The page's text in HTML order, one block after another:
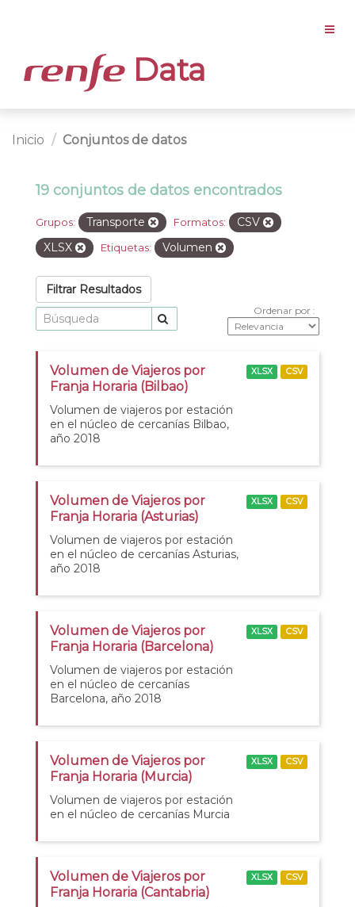
Data
Inicio Conjuntos de datos
19 conjuntos de datos encontrados
Grupos: Transporte Formatos:
CSV
XLSX
Etiquetas: Volumen
Filtrar Resultados
Ordenar por
Volumen de Viajeros por
Franja Horaria (Bilbao)
Volumen de viajeros por estación
en el núcleo de cercanías Bilbao,
año 2018
XLSX CSV
Volumen de Viajeros por
Franja Horaria (Asturias)
Volumen de viajeros por estación
en el núcleo de cercanías Asturias,
año 2018
XLSX CSV
Volumen de Viajeros por
Franja Horaria (Barcelona)
Volumen de viajeros por estación
en el núcleo de cercanías
Barcelona, año 2018
XLSX CSV
Volumen de Viajeros por
Franja Horaria (Murcia)
Volumen de viajeros por estación
en el núcleo de cercanías Murcia
XLSX CSV
Volumen de Viajeros por
Franja Horaria (Cantabria)
XLSX CSV